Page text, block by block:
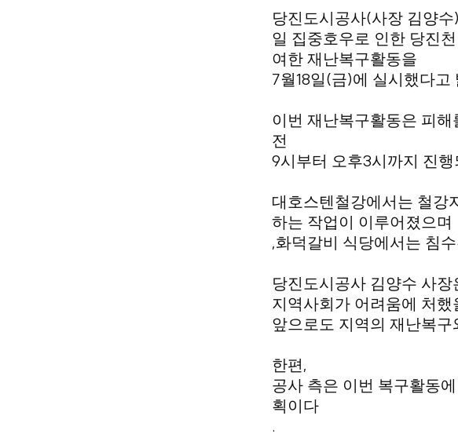
당진도시공사(사장 김양수)
일 집중호우로 인한 당진
여한 재난복구활동을
7월18일(금)에 실시했다고
이번 재난복구활동은 피
전
9시부터 오후3시까지 진행
대호스텐철강에서는 철강
하는 작업이 이루어졌으며
,화덕갈비 식당에서는 침
당진도시공사 김양수 사장
지역사회가 어려움에 처
앞으로도 지역의 재난복
한편,
공사 측은 이번 복구활동
획이다
.